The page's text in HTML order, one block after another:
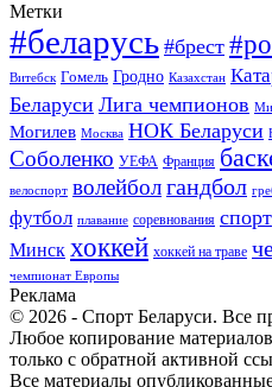
Метки
#беларусь #брест
Витебск Гомель Гродно Казахстан
Беларуси Лига чемпионов
Могилев Москва НОК Беларуси
Соболенко УЕФА Франция
велоспорт волейболгандбол
футбол плавание соревнования спорт
Минск хоккей хоккей на траве
чемпионат Европы
Реклама
© 2026 - Спорт Беларуси. Все
Любое копирование
только с обратной активной
Все материалы